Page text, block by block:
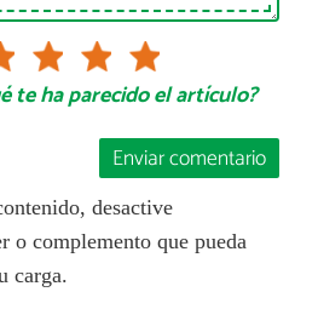
te ha parecido el artículo?
Enviar comentario
desactive
o complemento que pueda
carga.